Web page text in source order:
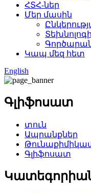
ՀՏՀ-ներ
Մեր մասին
Կապ մեզ հետ
English
Գլիֆոսատ
տուն
Ապրանքներ
Գլիֆոսատ